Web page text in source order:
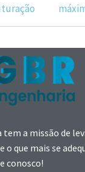
tem a missão de
que mais se
conosco!